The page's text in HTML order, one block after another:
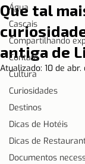
Água
Cascais
Compartilhando
Contato
Cultura
Curiosidades
Destinos
Dicas de Hotéis
Dicas de
Documentos
Que tal
antiga de
Atualizado: 10 de